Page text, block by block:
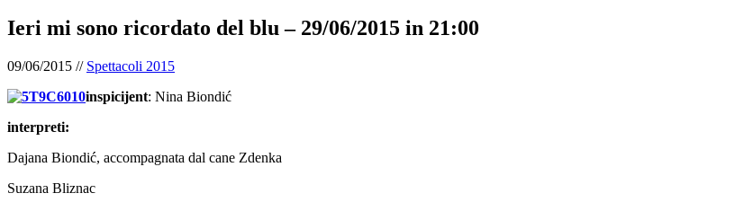
Ieri mi sono ricordato del blu – 29/06/2015 in 21:00
09/06/2015 // Spettacoli 2015
inspicijent: Nina Biondić
interpreti:
Dajana Biondić, accompagnata dal cane Zdenka
Suzana Bliznac